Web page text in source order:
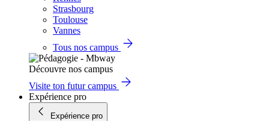
Strasbourg
Toulouse
Vannes
Tous nos campus
Découvre nos campus
Visite ton futur campus
Expérience pro
Expérience pro